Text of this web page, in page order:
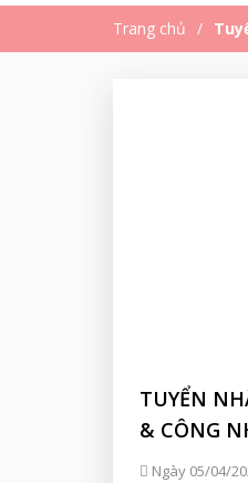
Trang chủ
TUYỂN
& CÔNG
Ngày 05/04/